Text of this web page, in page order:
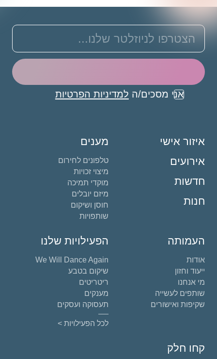
אני מסכים/ה למדיניות הפרטיות
איזור אישי
אירועים
חדשות
חנות
מענים
טלפונים לחירום
מיצוי זכויות
מוקדי תמיכה
מיזם יובלים
חוסן ושיקום
שותפויות
העמותה
אודות
ייעוד וחזון
מי אנחנו
שותפים לעשייה
שקיפות ואישורים
הפעילויות שלנו
We Will Dance Again
שיקום בטבע
ריטריטים
מענקים
תעסוקה ועסקים
לכל הפעילויות >
קחו חלק